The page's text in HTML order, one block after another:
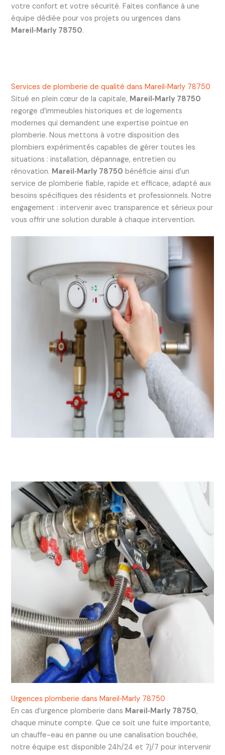
votre confort et votre sécurité. Faites confiance à une
équipe dédiée pour vos projets ou urgences dans
Mareil‑Marly 78750.
Services de plomberie de qualité dans Mareil‑Marly 78750
Situé en plein cœur de la capitale, Mareil‑Marly 78750
regorge d’immeubles historiques et de logements
modernes qui demandent une expertise pointue en
plomberie. Nous mettons à votre disposition des
plombiers expérimentés capables de gérer toutes les
situations : installation, dépannage, entretien ou
rénovation. Mareil‑Marly 78750 bénéficie ainsi d’un
service de plomberie fiable, rapide et efficace, adapté aux
besoins spécifiques des résidents et professionnels. Notre
engagement : intervenir avec transparence et sérieux pour
vous offrir une solution durable à chaque intervention.
Urgences plomberie dans Mareil‑Marly 78750
En cas d’urgence plomberie dans Mareil‑Marly 78750,
chaque minute compte. Que ce soit une fuite importante,
un chauffe-eau en panne ou une canalisation bouchée,
notre équipe est disponible 24h/24 et 7j/7 pour intervenir